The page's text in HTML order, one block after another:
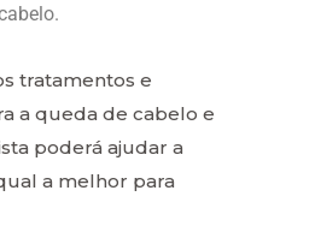
tratamentos e
a queda de cabelo e
poderá ajudar a
a melhor para